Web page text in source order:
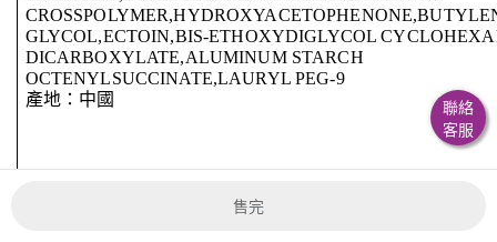
售完
GLYCOL,ECTOIN,BIS-ETHOXYDIGLYCOL
DICARBOXYLATE,ALUMINUM STARCH
OCTENYLSUCCINATE,LAURYL PEG-9
產地：中國
聯絡
客服